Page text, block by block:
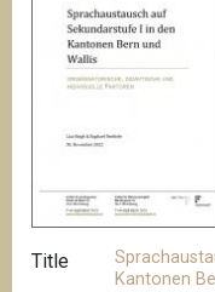
Title
Kantonen